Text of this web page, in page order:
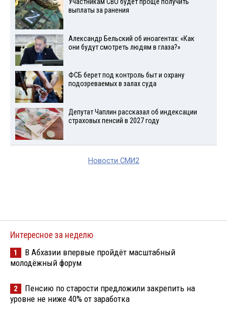
выплаты за ранения
Александр Бельский об иноагентах: «Как
они будут смотреть людям в глаза?»
ФСБ берет под контроль быт и охрану
подозреваемых в залах суда
Депутат Чаплин рассказал об индексации
страховых пенсий в 2027 году
Новости СМИ2
Интересное за неделю
1
В Абхазии впервые пройдёт масштабный
молодёжный форум
2
Пенсию по старости предложили закрепить на
уровне не ниже 40% от заработка